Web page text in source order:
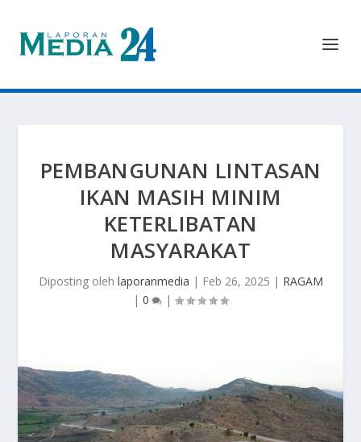
PEMBANGUNAN LINTASAN
IKAN MASIH MINIM
KETERLIBATAN
MASYARAKAT
Diposting oleh laporanmedia | Feb 26, 2025 | RAGAM
| 0 |